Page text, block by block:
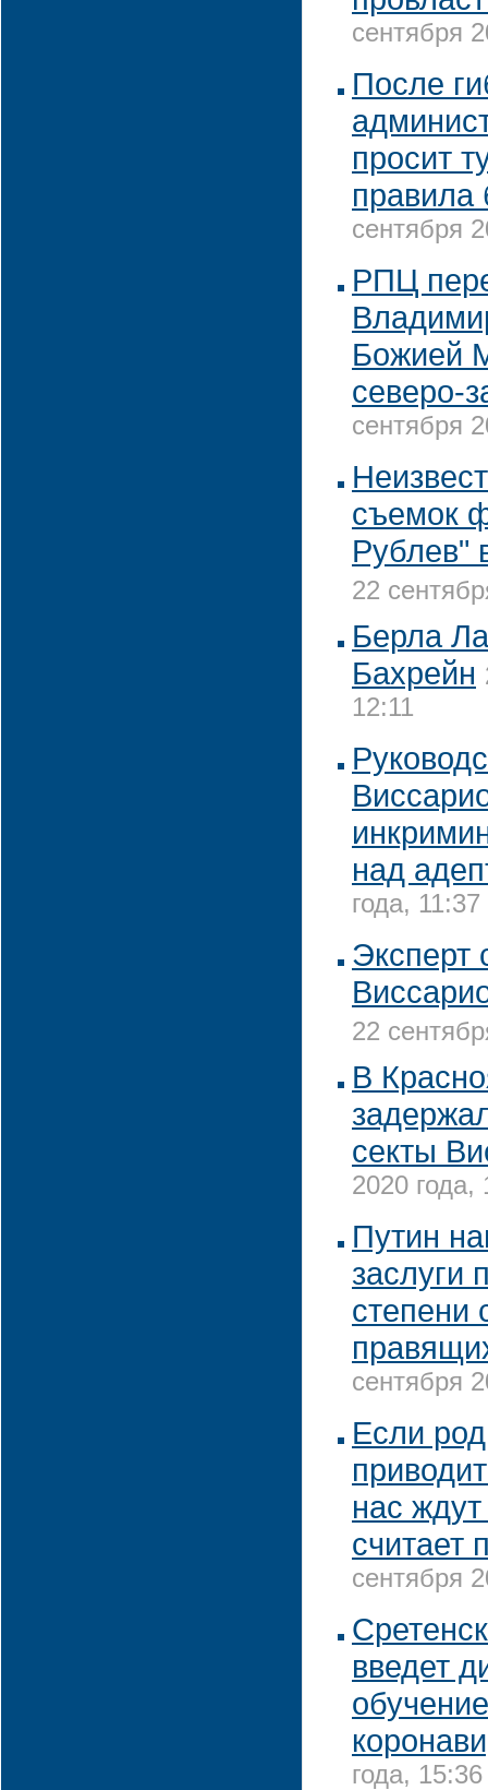
сентября
После
просит
правила
сентября
РПЦ
Божией
северо-
сентября
съемок
Рублев"
22
Берла
Бахрейн
12:11
над
года, 11:37
Эксперт
22
В
секты
2020 года,
Путин
заслуги
степени
сентября
Если
нас
считает
сентября
введет
года, 15:36